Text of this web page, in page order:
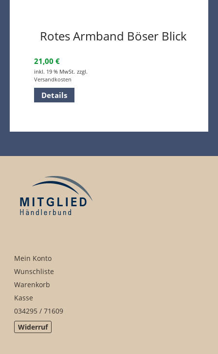
Rotes Armband Böser Blick
21,00 €
inkl. 19 % MwSt. zzgl.
Versandkosten
Details
Mein Konto
Wunschliste
Warenkorb
Kasse
034295 / 71609
Widerruf